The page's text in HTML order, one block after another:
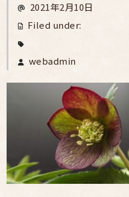
2021年2月10日
Filed under:
webadmin